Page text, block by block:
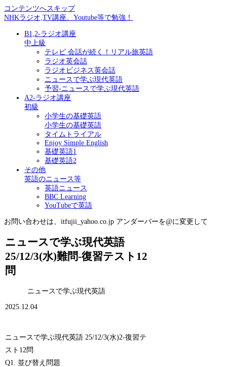
コンテンツへスキップ
NHKラジオ,TV講座、Youtube等で勉強！
B1,2-ラジオ講座
中上級
テレビ 会話が続く！リアル旅英語
ラジオ英会話
ラジオビジネス英会話
ニュースで学ぶ現代英語
予習-ニュースで学ぶ現代英語
A2-ラジオ講座
初級
小学生の基礎英語
小学生の基礎英語
タイムトライアル
Enjoy Simple English
基礎英語1
基礎英語2
その他
英語のニュース等
英語ニュース
BBC Learning
YouTubeで英語
お問い合わせは、itfujii_yahoo.co.jp アンダーバーを@に変更して
ニュースで学ぶ現代英語
25/12/3(水)難問-復習テスト12
問
ニュースで学ぶ現代英語
2025.12.04
ニュースで学ぶ現代英語 25/12/3(水)2-復習テ
スト12問
Q1. 並び替え問題